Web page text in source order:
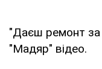
"Даєш ремонт за
"Мадяр" відео.